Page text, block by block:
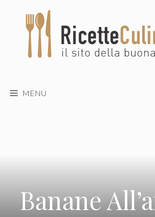
contenuto
MENU
Banane